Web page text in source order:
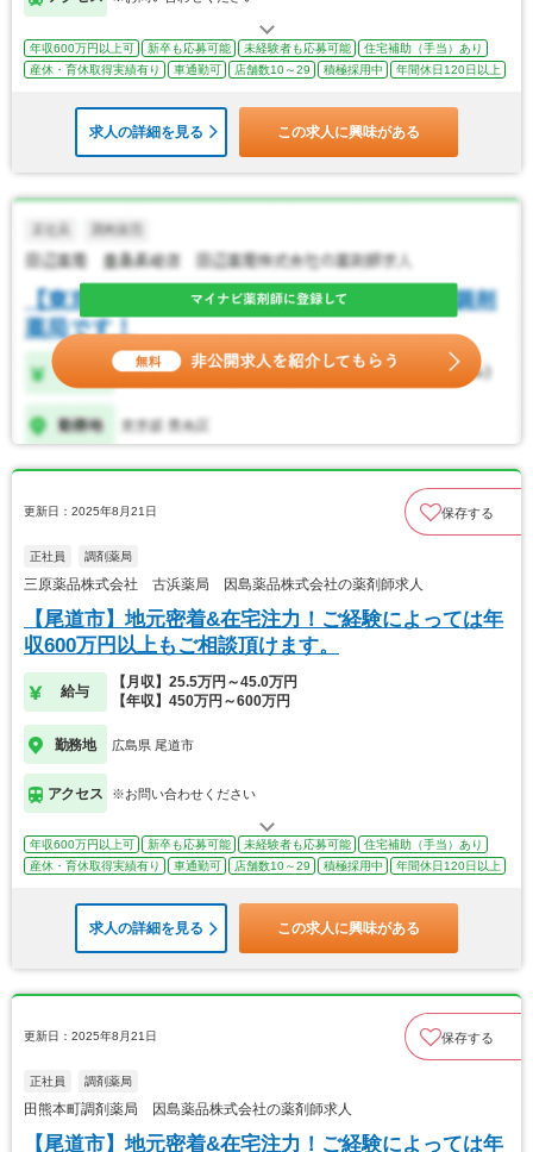
年収600万円以上可 新卒も応募可能 未経験者も応募可能
住宅補助（手当）あり
産休・育休取得実績有り
車通勤可 店舗数10～29 積極採用中 年間休日120日以上
求人の詳細を見る この求人に興味がある
更新日：2025年8月21日 保存する
正社員 調剤薬局
三原薬品株式会社 古浜薬局 因島薬品株式会社の薬剤師求人
【尾道市】地元密着&在宅注力！ご経験によっては年
収600万円以上もご相談頂けます。
給与
【月収】25.5万円～45.0万円
【年収】450万円～600万円
勤務地 広島県 尾道市
アクセス ※お問い合わせください
年収600万円以上可 新卒も応募可能 未経験者も応募可能
住宅補助（手当）あり
産休・育休取得実績有り
車通勤可 店舗数10～29 積極採用中 年間休日120日以上
求人の詳細を見る この求人に興味がある
更新日：2025年8月21日 保存する
正社員 調剤薬局
田熊本町調剤薬局 因島薬品株式会社の薬剤師求人
【尾道市】地元密着&在宅注力！ご経験によっては年